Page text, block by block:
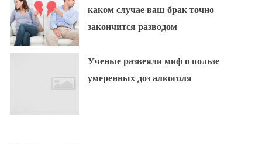
каком случае ваш брак точно
закончится разводом
Ученые развеяли миф о пользе
умеренных доз алкоголя